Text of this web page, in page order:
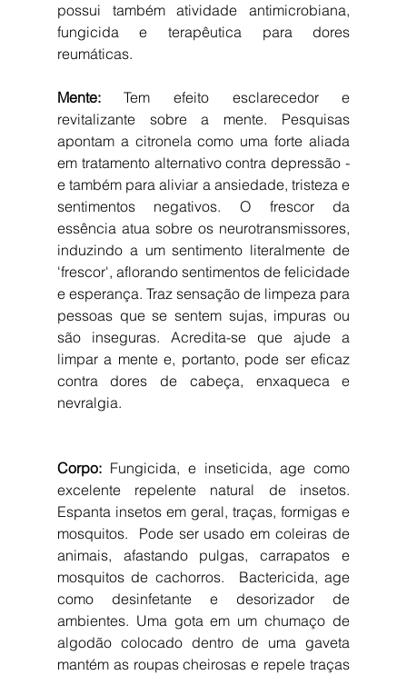
possui também atividade antimicrobiana,
fungicida e terapêutica para dores
reumáticas.
Mente: Tem efeito esclarecedor e
revitalizante sobre a mente. Pesquisas
apontam a citronela como uma forte aliada
em tratamento alternativo contra depressão -
e também para aliviar a ansiedade, tristeza e
sentimentos negativos. O frescor da
essência atua sobre os neurotransmissores,
induzindo a um sentimento literalmente de
'frescor', aflorando sentimentos de felicidade
e esperança. Traz sensação de limpeza para
pessoas que se sentem sujas, impuras ou
são inseguras. Acredita-se que ajude a
limpar a mente e, portanto, pode ser eficaz
contra dores de cabeça, enxaqueca e
nevralgia.
Corpo: Fungicida, e inseticida, age como
excelente repelente natural de insetos.
Espanta insetos em geral, traças, formigas e
mosquitos.  Pode ser usado em coleiras de
animais, afastando pulgas, carrapatos e
mosquitos de cachorros.  Bactericida, age
como desinfetante e desorizador de
ambientes. Uma gota em um chumaço de
algodão colocado dentro de uma gaveta
mantém as roupas cheirosas e repele traças